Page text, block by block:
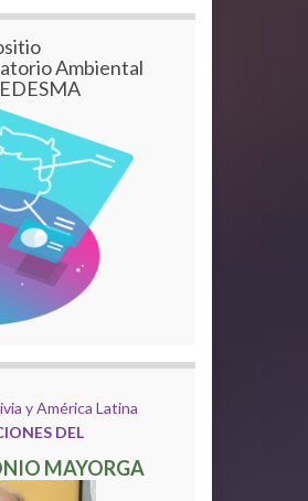
Ambiental
y América Latina
DEL
MAYORGA